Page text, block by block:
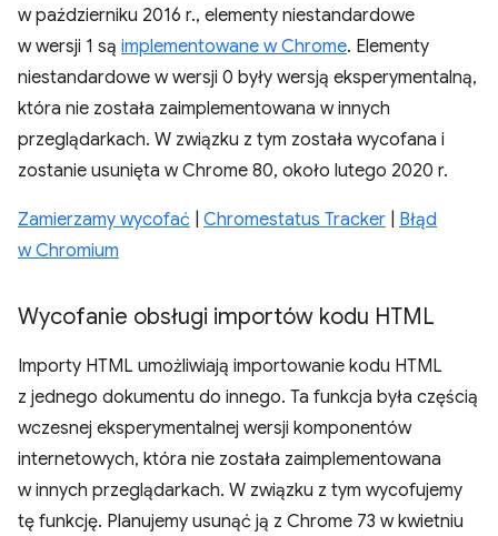
w październiku 2016 r., elementy niestandardowe
w wersji 1 są implementowane w Chrome. Elementy
niestandardowe w wersji 0 były wersją eksperymentalną,
która nie została zaimplementowana w innych
przeglądarkach. W związku z tym została wycofana i
zostanie usunięta w Chrome 80, około lutego 2020 r.
Zamierzamy wycofać Chromestatus Tracker
Błąd
w Chromium
Wycofanie obsługi importów kodu HTML
Importy HTML umożliwiają importowanie kodu HTML
z jednego dokumentu do innego. Ta funkcja była częścią
wczesnej eksperymentalnej wersji komponentów
internetowych, która nie została zaimplementowana
w innych przeglądarkach. W związku z tym wycofujemy
tę funkcję. Planujemy usunąć ją z Chrome 73 w kwietniu